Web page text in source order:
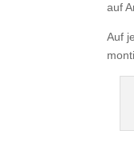
auf
Auf